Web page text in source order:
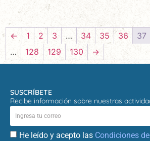
← 1 2 3 … 34 35 36 37
…
128 129 130 →
SUSCRÍBETE
Recibe información sobre nuestras
He leído y acepto las Condiciones